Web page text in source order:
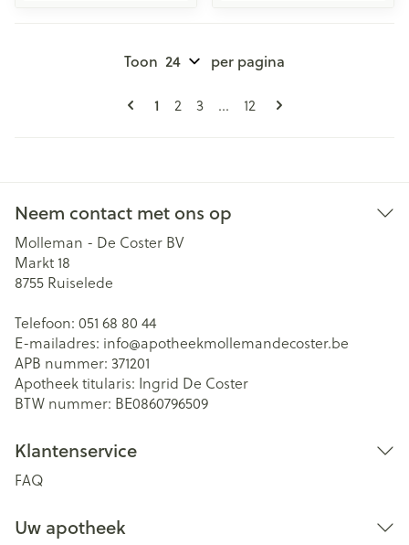
Pagina's
U lees momenteel pagina
1 Pagina
2 Pagina
3 ... Pagina
12
Toon per pagina
Neem contact met ons op
Molleman - De Coster BV
Markt 18
8755 Ruiselede
Telefoon: 051 68 80 44
E-mailadres: info@apotheekmollemandecoster.be
APB nummer: 371201
Apotheek titularis: Ingrid De Coster
BTW nummer: BE0860796509
Klantenservice
FAQ
Uw apotheek